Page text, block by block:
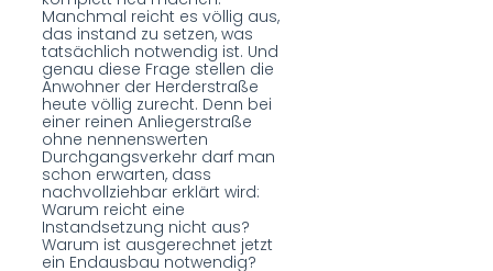
Manchmal reicht es völlig aus,
das instand zu setzen, was
tatsächlich notwendig ist. Und
genau diese Frage stellen die
Anwohner der Herderstraße
heute völlig zurecht. Denn bei
einer reinen Anliegerstraße
ohne nennenswerten
Durchgangsverkehr darf man
schon erwarten, dass
nachvollziehbar erklärt wird:
Warum reicht eine
Instandsetzung nicht aus?
Warum ist ausgerechnet jetzt
ein Endausbau notwendig?